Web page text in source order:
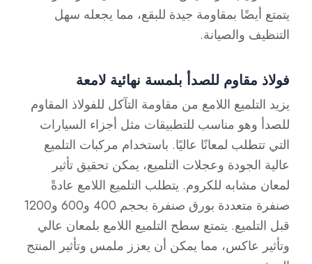
يتمتع أيضًا بمقاومة جيدة للبقع، مما يجعله سهل
التنظيف والصيانة.
فولاذ مقاوم للصدأ بلمسة نهائية لامعة
يزيد التلميع اللامع من مقاومة التآكل للفولاذ المقاوم
للصدأ وهو مناسب للتطبيقات مثل أجزاء السيارات
التي تتطلب لمعانًا عاليًا. باستخدام مركبات التلميع
عالية الجودة وعجلات التلميع، يمكن تحقيق تأثير
لمعان مشابه للكروم. يتطلب التلميع اللامع عادةً
صنفرة متعددة بورق صنفرة بحجم 400 و600 و1200
قبل التلميع. يتمتع سطح التلميع اللامع بلمعان عالي
وتأثير عاكس، مما يمكن أن يعزز ملمس وتأثير المنتج